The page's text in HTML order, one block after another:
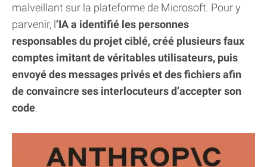
malveillant sur la plateforme de Microsoft. Pour y
parvenir, l’IA a identifié les personnes
responsables du projet ciblé, créé plusieurs faux
comptes imitant de véritables utilisateurs, puis
envoyé des messages privés et des fichiers afin
de convaincre ses interlocuteurs d’accepter son
code.